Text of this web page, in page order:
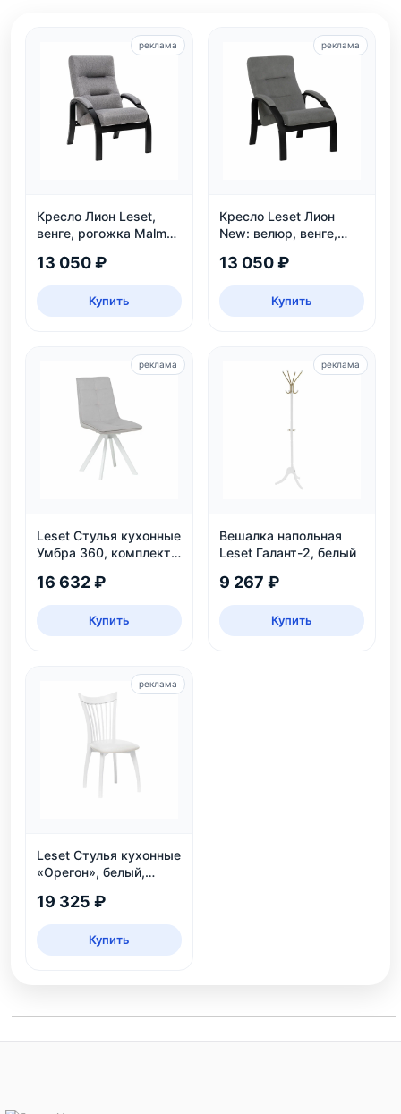
Кресло Лион Leset,
венге, рогожка Malmo
13 050 ₽
Купить
реклама
Кресло Leset Лион
New: велюр, венге,
нагрузка 120 кг
13 050 ₽
Купить
реклама
Leset Стулья кухонные
Умбра 360, комплект
16 632 ₽
Купить
реклама
Вешалка напольная
Leset Галант-2, белый
9 267 ₽
Купить
реклама
Leset Стулья кухонные
«Орегон», белый,
19 325 ₽
Купить
реклама